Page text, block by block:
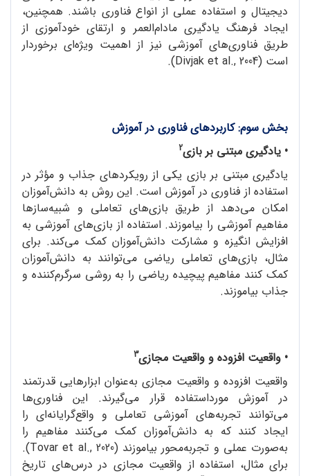
دیجیتال و استفاده عملی از انواع فناوری باشند. همچنین،
ایجاد فرهنگ یادگیری مادام‌العمر و ارتقای خودآموزی از
طریق فناوری‌های آموزشی نیز از اهمیت ویژه‌ای برخوردار
است (Divjak et al., 2004).
بخش سوم: کاربردهای فناوری در آموزش
• یادگیری مبتنی بر بازی2
یادگیری مبتنی بر بازی یکی از رویکردهای جذاب و مؤثر در
استفاده از فناوری در آموزش است. این روش به دانش‌آموزان
امکان می‌دهد از طریق بازی‌های تعاملی و شبیه‌سازها
مفاهیم آموزشی را بیاموزند. استفاده از بازی‌های آموزشی به
افزایش انگیزه و مشارکت دانش‌آموزان کمک می‌کند. برای
مثال، بازی‌های تعاملی ریاضی می‌توانند به دانش‌آموزان
کمک کنند مفاهیم پیچیده ریاضی را به روشی سرگرم‌کننده و
جذاب بیاموزند.
• واقعیت افزوده و واقعیت مجازی3
واقعیت افزوده و واقعیت مجازی به‌عنوان ابزارهایی قدرتمند
در آموزش مورداستفاده قرار می‌گیرند. این فناوری‌ها
می‌توانند تجربه‌های آموزشی تعاملی و واقع‌گرایانه‌ای را
ایجاد کنند که به دانش‌آموزان کمک می‌کنند مفاهیم را
به‌صورت عملی و تجربه‌محور بیاموزند (Tovar et al., 2020).
برای مثال، استفاده از واقعیت مجازی در درس‌های تاریخ